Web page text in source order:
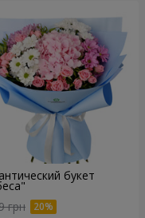
букет
грн